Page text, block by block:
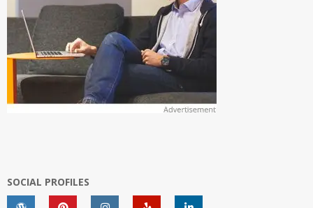
SOCIAL PROFILES